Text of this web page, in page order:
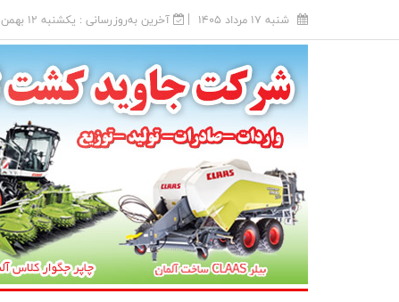
شنبه 17 مرداد 1405 آخرین به‌روزرسانی : يکشنبه 12 بهمن 1404